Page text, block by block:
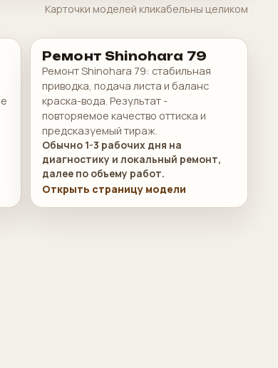
Карточки моделей кликабельны целиком
Ремонт Shinohara 79
Ремонт Shinohara 79: стабильная
приводка, подача листа и баланс
краска-вода. Результат -
повторяемое качество оттиска и
предсказуемый тираж.
Обычно 1-3 рабочих дня на
диагностику и локальный ремонт,
далее по объему работ.
Открыть страницу модели